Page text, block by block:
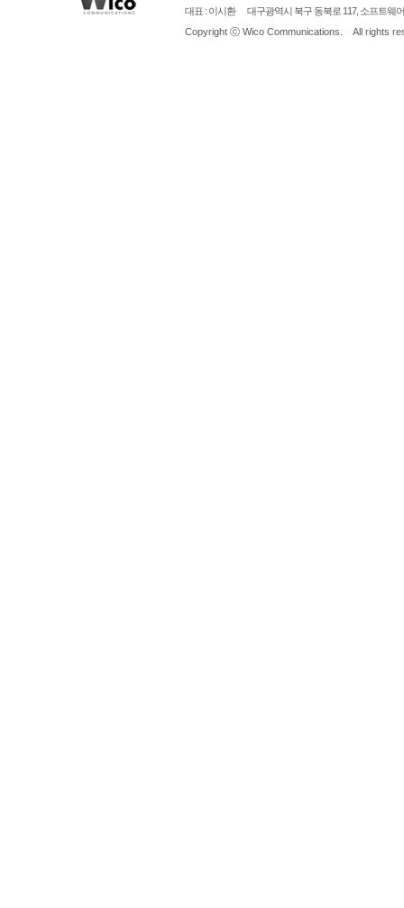
대표 : 이시환 대구광역시 북구 동북로 117, 소프트웨
Copyright ⓒ Wico Communications. All rights